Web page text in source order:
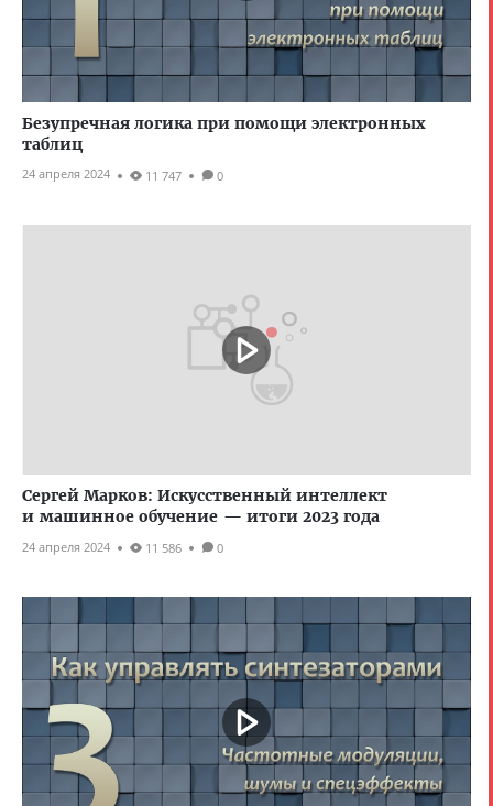
Безупречная логика при помощи электронных
таблиц
24 апреля 2024 11 747 0
Сергей Марков: Искусственный интеллект
и машинное обучение — итоги 2023 года
24 апреля 2024 11 586 0